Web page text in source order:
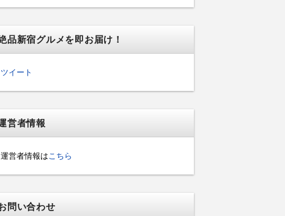
品新宿グルメを即お届け！
ツイート
営者情報
運営者情報は こちら
問い合わせ